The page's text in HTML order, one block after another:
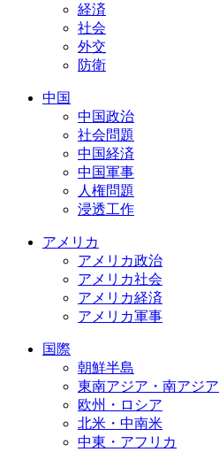
経済
社会
外交
防衛
中国
中国政治
社会問題
中国経済
中国軍事
人権問題
浸透工作
アメリカ
アメリカ政治
アメリカ社会
アメリカ経済
アメリカ軍事
国際
朝鮮半島
東南アジア・南アジア
欧州・ロシア
北米・中南米
中東・アフリカ